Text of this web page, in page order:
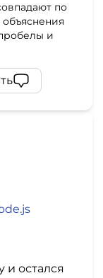
по
и
и остался